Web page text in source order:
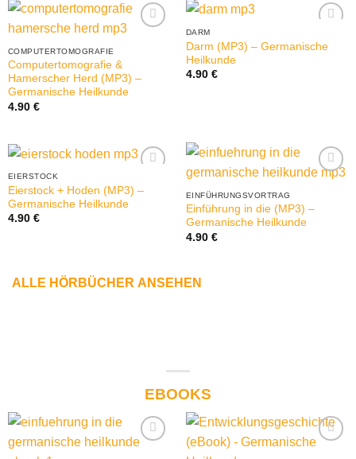
COMPUTERTOMOGRAFIE
Computertomografie &
Hamerscher Herd (MP3) –
Germanische Heilkunde
4.90 €
DARM
Darm (MP3) – Germanische
Heilkunde
4.90 €
EIERSTOCK
Eierstock + Hoden (MP3) –
Germanische Heilkunde
4.90 €
EINFÜHRUNGSVORTRAG
Einführung in die (MP3) –
Germanische Heilkunde
4.90 €
ALLE HÖRBÜCHER ANSEHEN
EBOOKS